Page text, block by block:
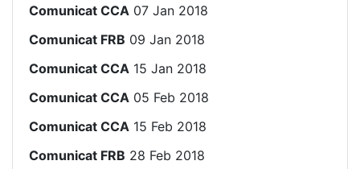
Comunicat CCA 07 Jan 2018
Comunicat FRB 09 Jan 2018
Comunicat CCA 15 Jan 2018
Comunicat CCA 05 Feb 2018
Comunicat CCA 15 Feb 2018
Comunicat FRB 28 Feb 2018